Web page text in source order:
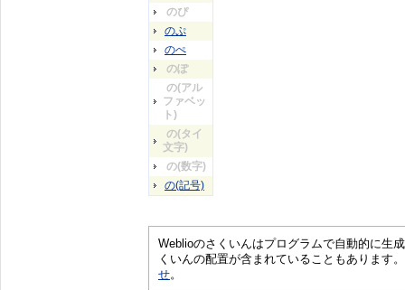
のぴ
のぷ
のぺ
のぽ
の(アル
ファベッ
ト)
の(タイ
文字)
の(数字)
の(記号)
Weblioのさくいんはプログラムで自動的に生
くいんの配置が含まれていることもあります
せ。